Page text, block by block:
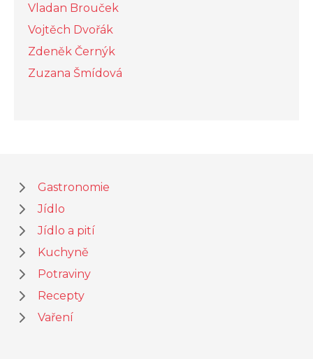
Vladan Brouček
Vojtěch Dvořák
Zdeněk Černýk
Zuzana Šmídová
Gastronomie
Jídlo
Jídlo a pití
Kuchyně
Potraviny
Recepty
Vaření